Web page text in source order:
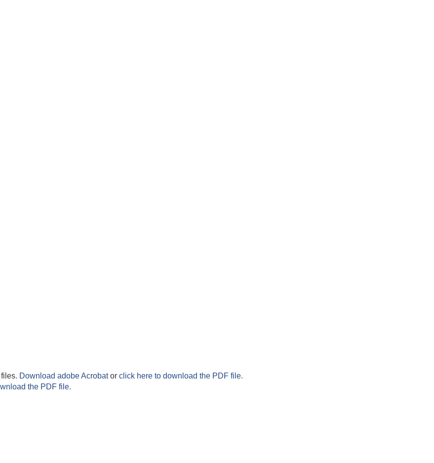
Download adobe Acrobator click here to download the PDF file.
the PDF file.